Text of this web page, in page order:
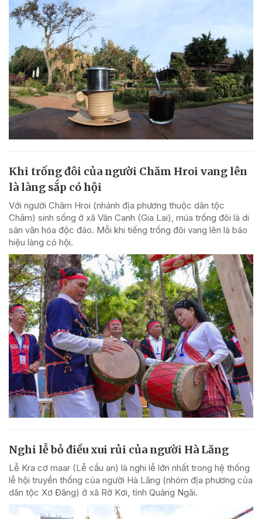
Khi trống đôi của người Chăm Hroi vang lên
là làng sắp có hội
Với người Chăm Hroi (nhánh địa phương thuộc dân tộc
Chăm) sinh sống ở xã Vân Canh (Gia Lai), múa trống đôi là di
sản văn hóa độc đáo. Mỗi khi tiếng trống đôi vang lên là báo
hiệu làng có hội.
Nghi lễ bỏ điều xui rủi của người Hà Lăng
Lễ Kra cơ maar (Lễ cầu an) là nghi lễ lớn nhất trong hệ thống
lễ hội truyền thống của người Hà Lăng (nhóm địa phương của
dân tộc Xơ Đăng) ở xã Rờ Kơi, tỉnh Quảng Ngãi.